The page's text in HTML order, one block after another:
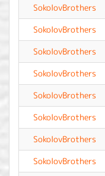
SokolovBrothers
SokolovBrothers
SokolovBrothers
SokolovBrothers
SokolovBrothers
SokolovBrothers
SokolovBrothers
SokolovBrothers